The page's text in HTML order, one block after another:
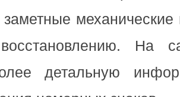
На
детальную